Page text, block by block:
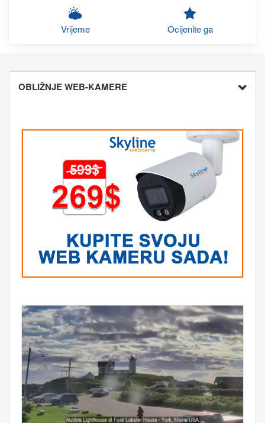
Vrijeme Ocijenite ga
OBLIŽNJE WEB-KAMERE